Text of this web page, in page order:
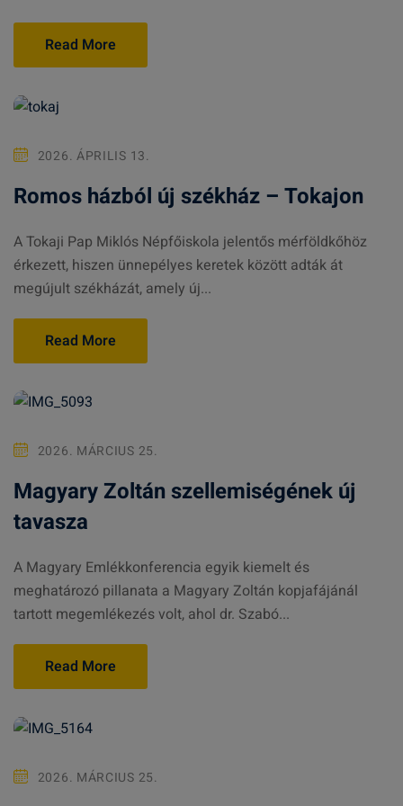
Read More
2026. ÁPRILIS 13.
Romos házból új székház – Tokajon
A Tokaji Pap Miklós Népfőiskola jelentős mérföldkőhöz
érkezett, hiszen ünnepélyes keretek között adták át
megújult székházát, amely új...
Read More
2026. MÁRCIUS 25.
Magyary Zoltán szellemiségének új
tavasza
A Magyary Emlékkonferencia egyik kiemelt és
meghatározó pillanata a Magyary Zoltán kopjafájánál
tartott megemlékezés volt, ahol dr. Szabó...
Read More
2026. MÁRCIUS 25.